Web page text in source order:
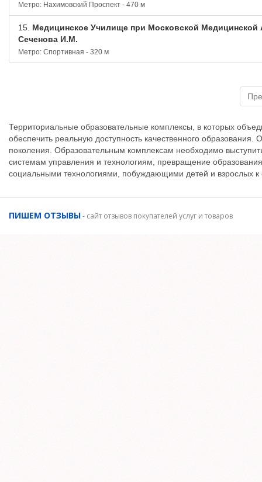
Метро: Нахимовский Проспект - 470 м
15. Медицинское Училище при Московской Медицинской
Сеченова И.М.
Метро: Спортивная - 320 м
Территориальные образовательные комплексы, в которых
обеспечить реальную доступность качественного
поколения. Образовательным комплексам необходимо
системам управления и технологиям, превращение
социальными технологиями, побуждающими детей и взрослых
ПИШЕМ ОТЗЫВЫ- сайт отзывов покупателей услуг и товаров